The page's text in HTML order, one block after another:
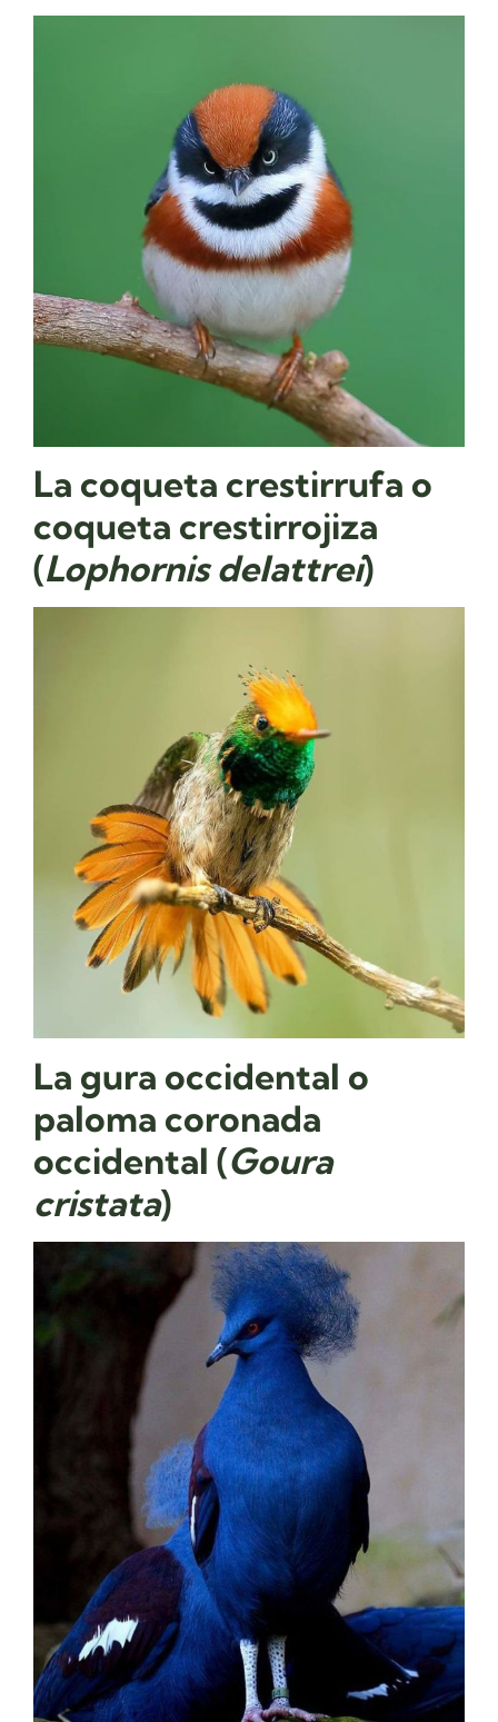
La coqueta crestirrufa o
coqueta crestirrojiza​
(Lophornis delattrei)
La gura occidental​ o
paloma coronada
occidental (Goura
cristata)